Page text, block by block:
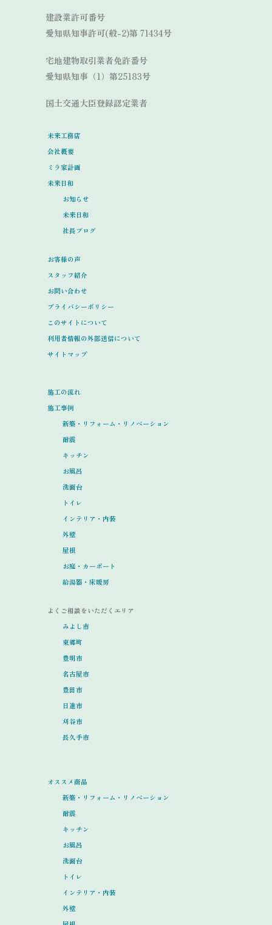
建設業許可番号
愛知県知事許可(般-2)第 71434号
宅地建物取引業者免許番号
愛知県知事（1）第25183号
国土交通大臣登録認定業者
未来工務店
会社概要
ミラ家計画
未来日和
お知らせ
未来日和
社長ブログ
お客様の声
スタッフ紹介
お問い合わせ
プライバシーポリシー
このサイトについて
利用者情報の外部送信について
サイトマップ
施工の流れ
施工事例
新築・リフォーム・リノベーション
耐震
キッチン
お風呂
洗面台
トイレ
インテリア・内装
外壁
屋根
お庭・カーポート
給湯器・床暖房
よくご相談をいただくエリア
みよし市
東郷町
豊明市
名古屋市
豊田市
日進市
刈谷市
長久手市
オススメ商品
新築・リフォーム・リノベーション
耐震
キッチン
お風呂
洗面台
トイレ
インテリア・内装
外壁